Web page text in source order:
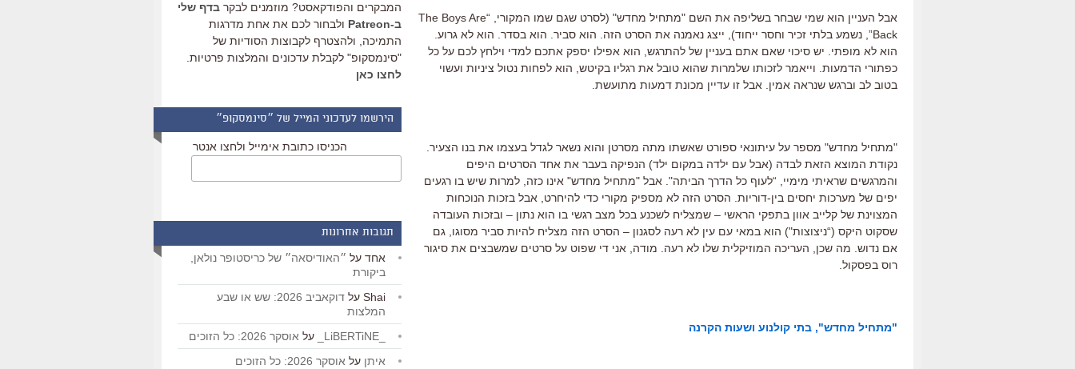
אבל העניין הוא שמי שבחר בשליפה את השם "מתחיל מחדש" (לסרט שגם שמו המקורי, “The Boys Are
Back”, נשמע בלתי זכיר וחסר ייחוד), ייצג נאמנה את הסרט הזה. הוא סביר. הוא בסדר. הוא לא גרוע.
הוא לא מופתי. יש סיכוי שאם אתם בעניין של להתרגש, הוא אפילו יספק אתכם למדי וילחץ לכם על כל
כפתורי הדמעות. וייאמר לזכותו שלמרות שהוא טובל את רגליו בקיטש, הוא לפחות נטול ציניות ועשוי
בטוב לב וברגש שנראה אמין. אבל זו עדיין מכונת דמעות מתועשת.
"מתחיל מחדש" מספר על עיתונאי ספורט שאשתו מתה מסרטן והוא נשאר לגדל בעצמו את בנו הצעיר.
נקודת המוצא הזאת לבדה (אבל עם ילדה במקום ילד) הנפיקה בעבר את אחד הסרטים היפים
והמרגשים שראיתי מימיי, “לעוף כל הדרך הביתה". אבל "מתחיל מחדש" אינו כזה, למרות שיש בו רגעים
יפים של מערכות יחסים בין-דוריות. הסרט הזה לא מספיק מקורי כדי להיחרט, אבל בזכות הנוכחות
המצוינת של קלייב אוון בתפקי הראשי – שמצליח לשכנע בכל מצב רגשי בו הוא נתון – ובזכות העובדה
שסקוט היקס (“ניצוצות") הוא במאי עם עין לא רעה לסגנון – הסרט הזה מצליח להיות סביר מסוגו, גם
אם נדוש. מה שכן, העריכה המוזיקלית שלו לא רעה. מודה, אני די שפוט על סרטים שמשבצים את סיגור
רוס בפסקול.
"מתחיל מחדש", בתי קולנוע ושעות הקרנה
המבקרים והפודקאסט? מוזמנים לבקר בדף שלי
ב-Patreon
ולבחור לכם את אחת מדרגות
התמיכה, ולהצטרף לקבוצות הסודיות של
"סינמסקופ" לקבלת עדכונים והמלצות פרטיות.
לחצו כאן
הירשמו לעדכוני המייל של ״סינמסקופ״
הכניסו כתובת אימייל ולחצו אנטר
תגובות אחרונות
אחד על ״האודיסאה״ של כריסטופר נולאן,
ביקורת
Shai על
דוקאביב 2026: שש או שבע
המלצות
על אוסקר 2026: כל הזוכים
איתן על אוסקר 2026: כל הזוכים